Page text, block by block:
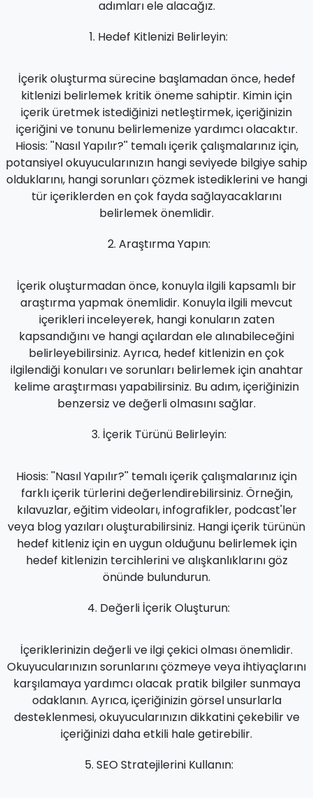
adımları ele alacağız.
Hedef Kitlenizi Belirleyin:
İçerik oluşturma sürecine başlamadan önce, hedef
kitlenizi belirlemek kritik öneme sahiptir. Kimin için
içerik üretmek istediğinizi netleştirmek, içeriğinizin
içeriğini ve tonunu belirlemenize yardımcı olacaktır.
Hiosis: ''Nasıl Yapılır?'' temalı içerik çalışmalarınız için,
potansiyel okuyucularınızın hangi seviyede bilgiye sahip
olduklarını, hangi sorunları çözmek istediklerini ve hangi
tür içeriklerden en çok fayda sağlayacaklarını
belirlemek önemlidir.
Araştırma Yapın:
İçerik oluşturmadan önce, konuyla ilgili kapsamlı bir
araştırma yapmak önemlidir. Konuyla ilgili mevcut
içerikleri inceleyerek, hangi konuların zaten
kapsandığını ve hangi açılardan ele alınabileceğini
belirleyebilirsiniz. Ayrıca, hedef kitlenizin en çok
ilgilendiği konuları ve sorunları belirlemek için anahtar
kelime araştırması yapabilirsiniz. Bu adım, içeriğinizin
benzersiz ve değerli olmasını sağlar.
İçerik Türünü Belirleyin:
Hiosis: ''Nasıl Yapılır?'' temalı içerik çalışmalarınız için
farklı içerik türlerini değerlendirebilirsiniz. Örneğin,
kılavuzlar, eğitim videoları, infografikler, podcast'ler
veya blog yazıları oluşturabilirsiniz. Hangi içerik türünün
hedef kitleniz için en uygun olduğunu belirlemek için
hedef kitlenizin tercihlerini ve alışkanlıklarını göz
önünde bulundurun.
Değerli İçerik Oluşturun:
İçeriklerinizin değerli ve ilgi çekici olması önemlidir.
Okuyucularınızın sorunlarını çözmeye veya ihtiyaçlarını
karşılamaya yardımcı olacak pratik bilgiler sunmaya
odaklanın. Ayrıca, içeriğinizin görsel unsurlarla
desteklenmesi, okuyucularınızın dikkatini çekebilir ve
içeriğinizi daha etkili hale getirebilir.
SEO Stratejilerini Kullanın: